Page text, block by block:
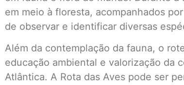
em meio à floresta, acompanhados
de observar e identificar diversas
Além da contemplação da fauna, o
educação ambiental e valorização da
Atlântica. A Rota das Aves pode ser